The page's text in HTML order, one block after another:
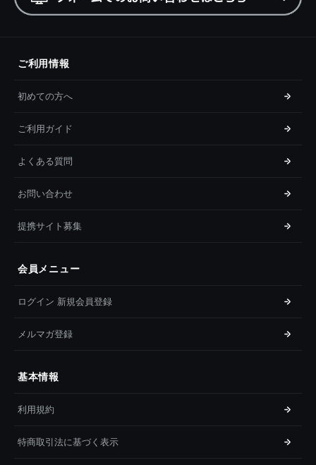
ご利用情報
初めての方へ
ご利用ガイド
よくある質問
お問い合わせ
提携サイト募集
会員メニュー
ログイン 新規会員登録
メルマガ登録
基本情報
利用規約
特商取引法に基づく表示